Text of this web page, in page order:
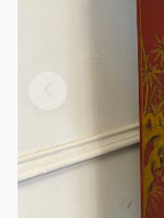
КУРСЫ ПО
КОНТАКТЫ
ДОСТАВКА